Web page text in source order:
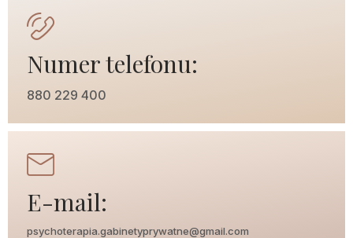
Numer telefonu:
880 229 400
E-mail:
psychoterapia.gabinetyprywatne@gmail.com